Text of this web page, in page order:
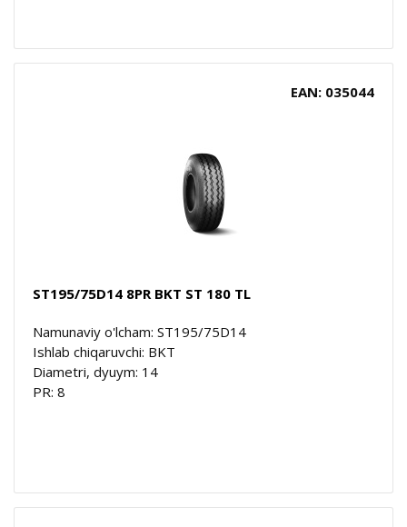
EAN: 035044
ST195/75D14 8PR BKT ST 180 TL
Namunaviy o'lcham: ST195/75D14
Ishlab chiqaruvchi: BKT
Diametri, dyuym: 14
PR: 8